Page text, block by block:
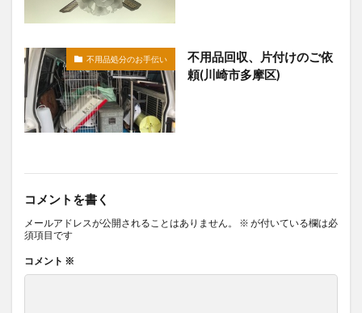
不用品処分のお手伝い
不用品回収、片付けのご依
頼(川崎市多摩区)
コメントを書く
メールアドレスが公開されることはありません。 ※ が付いている欄は必
須項目です
コメント ※